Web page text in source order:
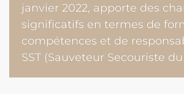
janvier 2022, apporte des
significatifs en termes de
compétences et de
SST (Sauveteur Secouriste